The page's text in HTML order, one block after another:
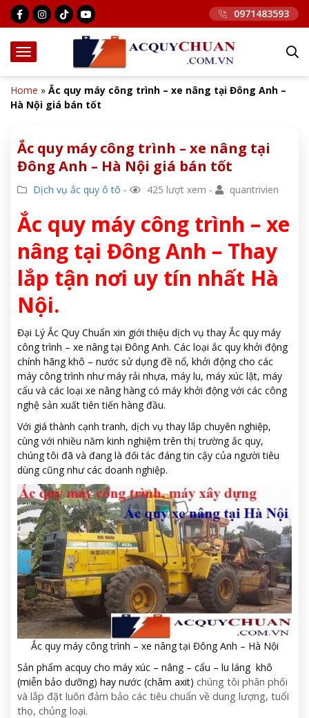
0971483593
Home » Ắc quy máy công trình – xe nâng tại Đông Anh –
Hà Nội giá bán tốt
Ắc quy máy công trình – xe nâng tại
Đông Anh – Hà Nội giá bán tốt
Dịch vụ ắc quy ô tô - 425 lượt xem - quantrivien
Ắc quy máy công trình – xe
nâng tại Đông Anh – Thay
lắp tận nơi uy tín nhất Hà
Nội.
Đại Lý Ắc Quy Chuẩn xin giới thiệu dịch vụ thay Ắc quy máy
công trình – xe nâng tại Đông Anh. Các loại ắc quy khởi động
chính hãng khô – nước sử dụng đề nổ, khởi động cho các
máy công trình như máy rải nhựa, máy lu, máy xúc lật, máy
cẩu và các loại xe nâng hàng có máy khởi động với các công
nghệ sản xuất tiên tiến hàng đầu.
Với giá thành cạnh tranh, dịch vụ thay lắp chuyên nghiệp,
cùng với nhiều năm kinh nghiệm trên thị trường ắc quy,
chúng tôi đã và đang là đối tác đáng tin cậy của người tiêu
dùng cũng như các doanh nghiệp.
Ắc quy máy công trình – xe nâng tại Đông Anh – Hà Nội
Sản phẩm acquy cho máy xúc – nâng – cẩu – lu láng khô
(miễn bảo dưỡng) hay nước (châm axit) chúng tôi phân phối
và lắp đặt luôn đảm bảo các tiêu chuẩn về dung lượng, tuổi
thọ, chủng loại.